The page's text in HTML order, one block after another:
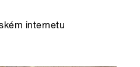
internetu